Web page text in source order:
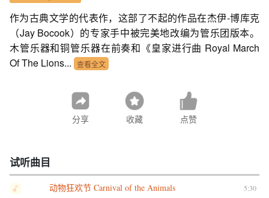
作为古典文学的代表作，这部了不起的作品在杰伊-博库克
（Jay Bocook）的专家手中被完美地改编为管乐团版本。
木管乐器和铜管乐器在前奏和《皇家进行曲 Royal March
Of The Lions... 查看全文
分享 收藏 点赞
试听曲目
动物狂欢节 Carnival of the Animals 5:30